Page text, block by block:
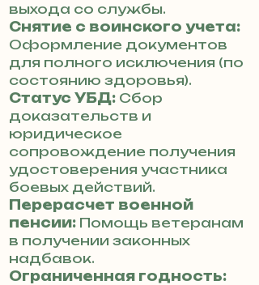
выхода со службы.
Снятие с воинского учета:
Оформление документов
для полного исключения (по
состоянию здоровья).
Статус УБД: Сбор
доказательств и
юридическое
сопровождение получения
удостоверения участника
боевых действий.
Перерасчет военной
пенсии: Помощь ветеранам
в получении законных
надбавок.
Ограниченная годность: